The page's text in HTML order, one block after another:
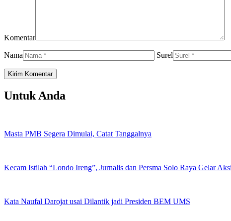
Komentar
Nama Surel
Untuk Anda
Masta PMB Segera Dimulai, Catat Tanggalnya
Kecam Istilah “Londo Ireng”, Jurnalis dan Persma Solo Raya Gelar
Kata Naufal Darojat usai Dilantik jadi Presiden BEM UMS